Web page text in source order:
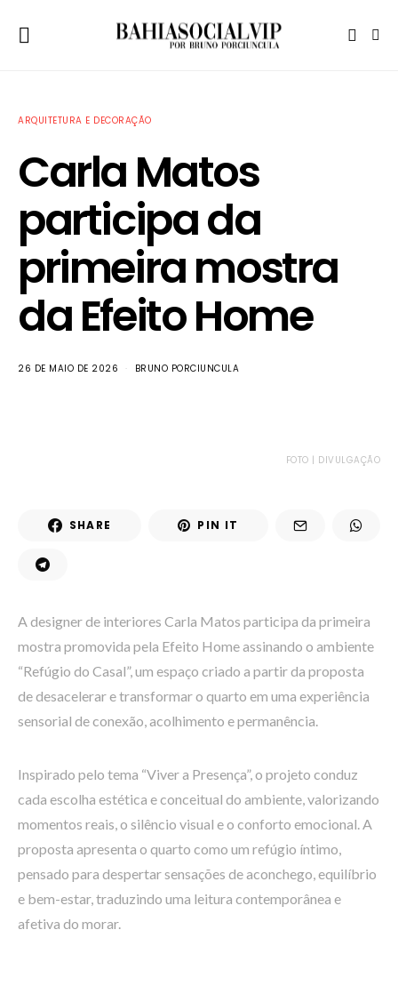
ARQUITETURA E DECORAÇÃO
Carla Matos
participa da
primeira mostra
da Efeito Home
26 DE MAIO DE 2026 BRUNO PORCIUNCULA
FOTO | DIVULGAÇÃO
SHARE PIN IT
A designer de interiores Carla Matos participa da primeira
mostra promovida pela Efeito Home assinando o ambiente
“Refúgio do Casal”, um espaço criado a partir da proposta
de desacelerar e transformar o quarto em uma experiência
sensorial de conexão, acolhimento e permanência.
Inspirado pelo tema “Viver a Presença”, o projeto conduz
cada escolha estética e conceitual do ambiente, valorizando
momentos reais, o silêncio visual e o conforto emocional. A
proposta apresenta o quarto como um refúgio íntimo,
pensado para despertar sensações de aconchego, equilíbrio
e bem-estar, traduzindo uma leitura contemporânea e
afetiva do morar.